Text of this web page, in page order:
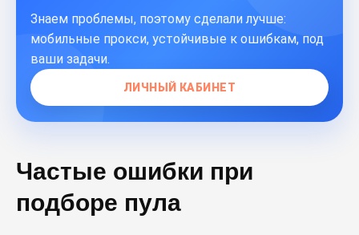
Знаем проблемы, поэтому сделали лучше:
мобильные прокси, устойчивые к ошибкам, под
ваши задачи.
ЛИЧНЫЙ КАБИНЕТ
Частые ошибки при
подборе пула